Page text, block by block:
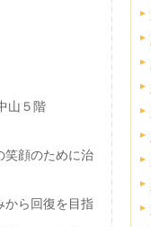
山５階
笑顔のために治
から回復を目指